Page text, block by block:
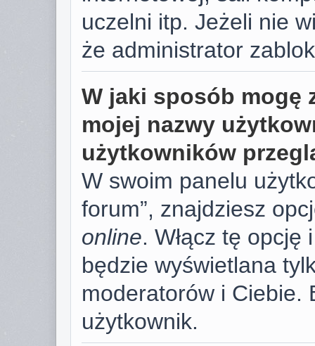
uczelni itp. Jeżeli nie
że administrator
W jaki sposób mogę
mojej nazwy
użytkowników
W swoim panelu
forum”, znajdziesz
online. Włącz tę
będzie wyświetlana
moderatorów i Ciebie.
użytkownik.